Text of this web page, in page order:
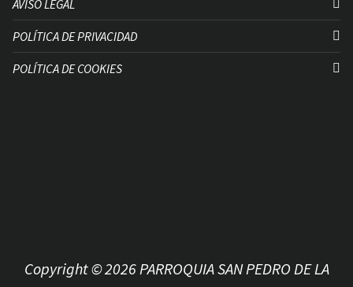
AVISO LEGAL
POLÍTICA DE PRIVACIDAD
POLÍTICA DE COOKIES
Copyright © 2026 PARROQUIA SAN PEDRO DE LA